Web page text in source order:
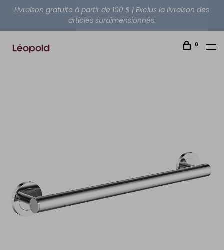
Livraison gratuite à partir de 100 $ | Exclus la livraison des
articles surdimensionnés.
0